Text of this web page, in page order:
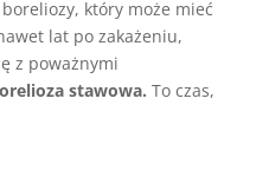
który może mieć
lat po zakażeniu,
z poważnymi
stawowa. To czas,